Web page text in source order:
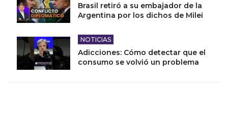
Brasil retiró a su embajador de la
Argentina por los dichos de Milei
NOTICIAS
Adicciones: Cómo detectar que el
consumo se volvió un problema